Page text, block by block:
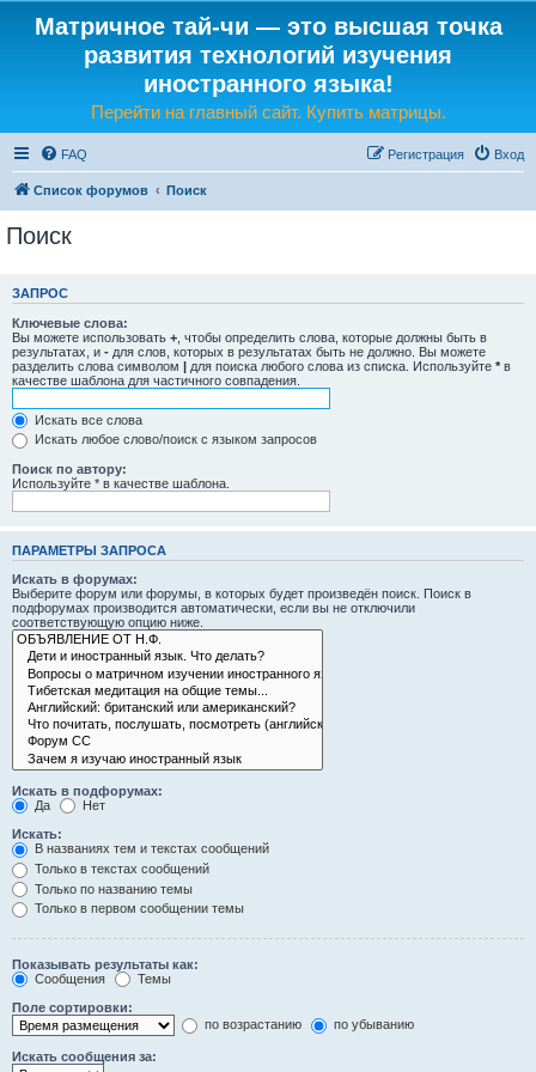
Матричное тай-чи — это высшая точка
развития технологий изучения
иностранного языка!
Перейти на главный сайт. Купить матрицы.
FAQ Вход
Регистрация
Список форумов Поиск
Поиск
ЗАПРОС
Ключевые слова:
Вы можете использовать + , чтобы определить слова, которые должны быть в
результатах, и - для слов, которых в результатах быть не должно. Вы можете
разделить слова символом | для поиска любого слова из списка. Используйте * в
качестве шаблона для частичного совпадения.
Искать все слова
Искать любое слово/поиск с языком запросов
Поиск по автору:
Используйте * в качестве шаблона.
ПАРАМЕТРЫ ЗАПРОСА
Искать в форумах:
Выберите форум или форумы, в которых будет произведён поиск. Поиск в
подфорумах производится автоматически, если вы не отключили
соответствующую опцию ниже.
Искать в подфорумах:
Да
Нет
Искать:
В названиях тем и текстах сообщений
Только в текстах сообщений
Только по названию темы
Только в первом сообщении темы
Показывать результаты как:
Сообщения
Темы
Поле сортировки:
по возрастанию
по убыванию
Искать сообщения за: